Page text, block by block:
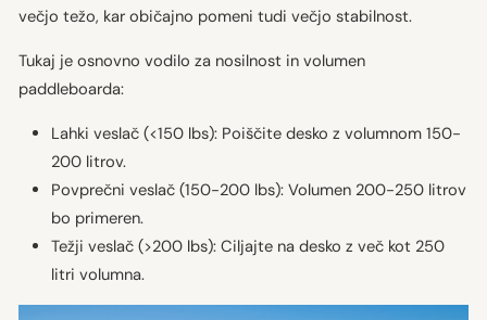
večjo težo, kar običajno pomeni tudi večjo stabilnost.
Tukaj je osnovno vodilo za nosilnost in volumen
paddleboarda:
Lahki veslač (<150 lbs): Poiščite desko z volumnom 150-
200 litrov.
Povprečni veslač (150-200 lbs): Volumen 200-250 litrov
bo primeren.
Težji veslač (>200 lbs): Ciljajte na desko z več kot 250
litri volumna.